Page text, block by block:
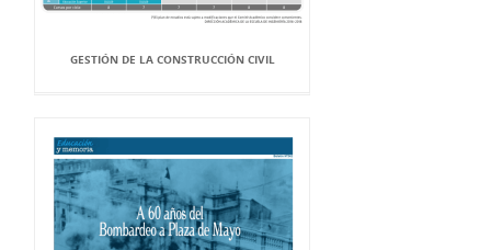
GESTIÓN DE LA CONSTRUCCIÓN CIVIL